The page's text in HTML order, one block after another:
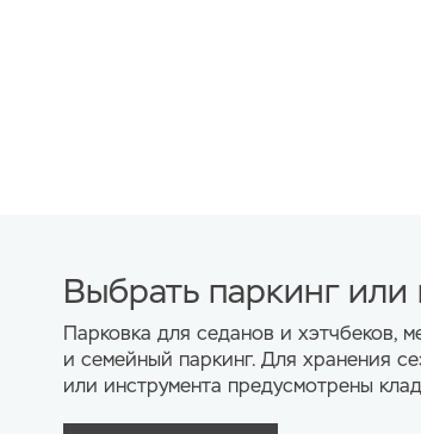
Выбрать паркинг
Парковка для седанов и хэтчбеков,
и семейный паркинг. Для хранения
или инструмента предусмотрены